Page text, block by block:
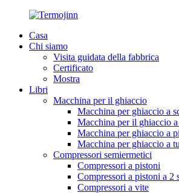
Casa
Chi siamo
Visita guidata della fabbrica
Certificato
Mostra
Libri
Macchina per il ghiaccio
Macchina per ghiaccio a
Macchina per il ghiaccio
Macchina per ghiaccio a
Macchina per ghiaccio a
Compressori semiermetici
Compressori a pistoni
Compressori a pistoni a 2
Compressori a vite